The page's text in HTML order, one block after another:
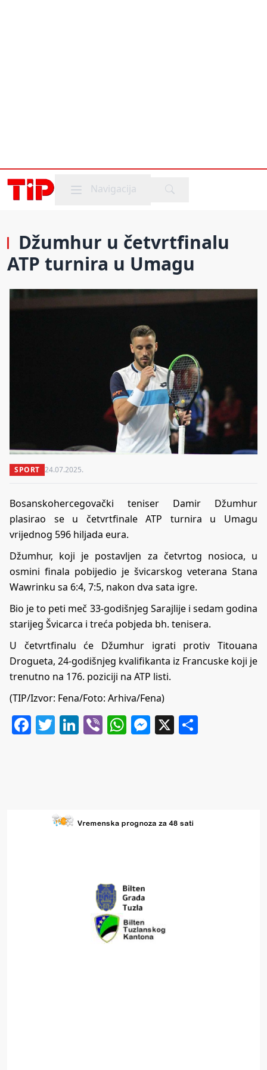
Mobile menu
Navigacija
Džumhur u četvrtfinalu
ATP turnira u Umagu
SPORT 24.07.2025.
Bosanskohercegovački teniser Damir Džumhur
plasirao se u četvrtfinale ATP turnira u Umagu
vrijednog 596 hiljada eura.
Džumhur, koji je postavljen za četvrtog nosioca, u
osmini finala pobijedio je švicarskog veterana Stana
Wawrinku sa 6:4, 7:5, nakon dva sata igre.
Bio je to peti meč 33-godišnjeg Sarajlije i sedam godina
starijeg Švicarca i treća pobjeda bh. tenisera.
U četvrtfinalu će Džumhur igrati protiv Titouana
Drogueta, 24-godišnjeg kvalifikanta iz Francuske koji je
trenutno na 176. poziciji na ATP listi.
(TIP/Izvor: Fena/Foto: Arhiva/Fena)
Facebook
Twitter
LinkedIn
ViberWhatsApp
Messenger
X